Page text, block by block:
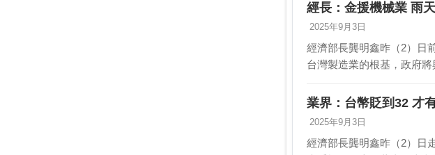
經長：金援機械業 雨
2025年9月3日
經濟部長龔明鑫昨（2）日
台灣製造業的根基，政府
業界：台幣貶到32 才
2025年9月3日
經濟部長龔明鑫昨（2）日